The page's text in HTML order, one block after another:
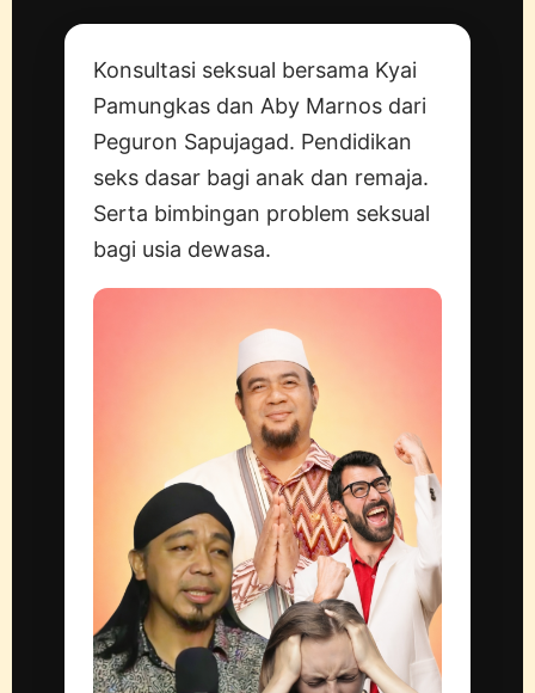
Konsultasi seksual bersama Kyai
Pamungkas dan Aby Marnos dari
Peguron Sapujagad. Pendidikan
seks dasar bagi anak dan remaja.
Serta bimbingan problem seksual
bagi usia dewasa.